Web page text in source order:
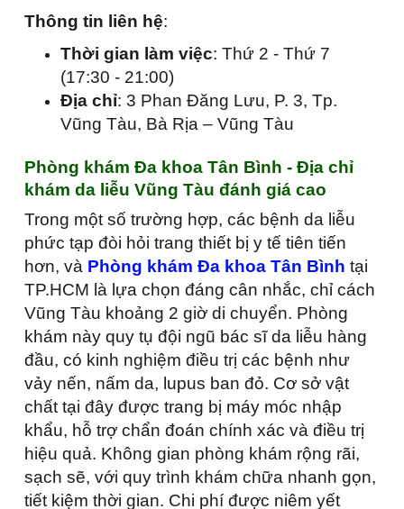
Thông tin liên hệ:
Thời gian làm việc: Thứ 2 - Thứ 7
(17:30 - 21:00)
Địa chỉ: 3 Phan Đăng Lưu, P. 3, Tp.
Vũng Tàu, Bà Rịa – Vũng Tàu
Phòng khám Đa khoa Tân Bình - Địa chỉ
khám da liễu Vũng Tàu đánh giá cao
Trong một số trường hợp, các bệnh da liễu
phức tạp đòi hỏi trang thiết bị y tế tiên tiến
hơn, và Phòng khám Đa khoa Tân Bình tại
TP.HCM là lựa chọn đáng cân nhắc, chỉ cách
Vũng Tàu khoảng 2 giờ di chuyển. Phòng
khám này quy tụ đội ngũ bác sĩ da liễu hàng
đầu, có kinh nghiệm điều trị các bệnh như
vảy nến, nấm da, lupus ban đỏ. Cơ sở vật
chất tại đây được trang bị máy móc nhập
khẩu, hỗ trợ chẩn đoán chính xác và điều trị
hiệu quả. Không gian phòng khám rộng rãi,
sạch sẽ, với quy trình khám chữa nhanh gọn,
tiết kiệm thời gian. Chi phí được niêm yết